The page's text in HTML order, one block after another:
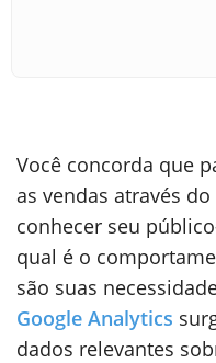
Você concorda que
as vendas através
conhecer seu
qual é o
são suas
Google Analytics
dados relevantes